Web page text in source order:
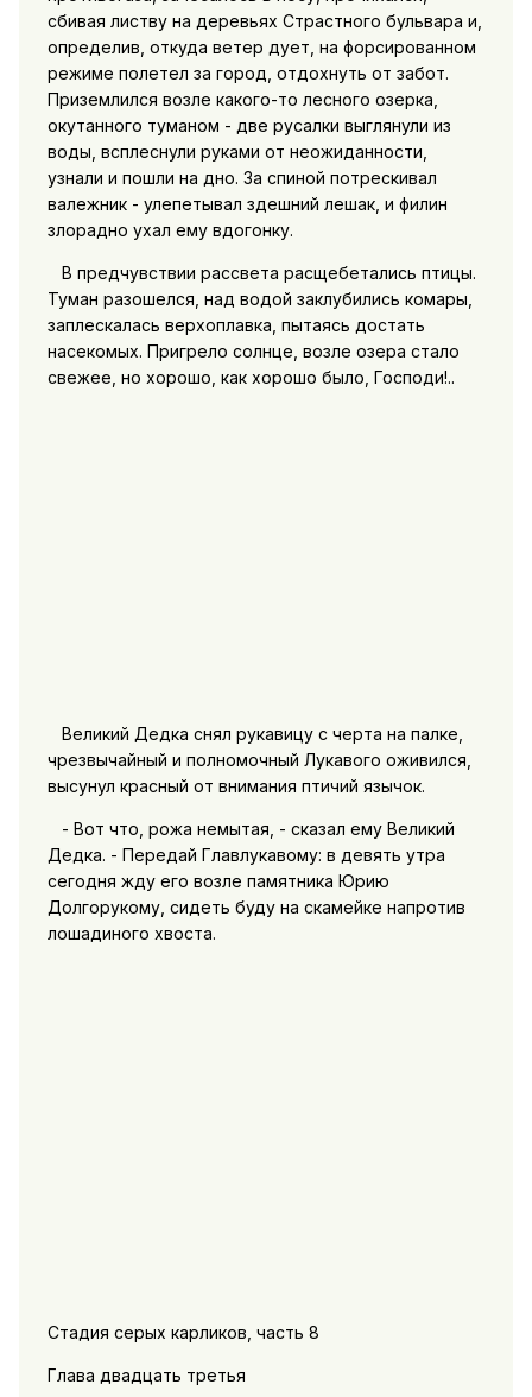
сбивая листву на деревьях Страстного бульвара и,
определив, откуда ветер дует, на форсированном
режиме полетел за город, отдохнуть от забот.
Приземлился возле какого-то лесного озерка,
окутанного туманом - две русалки выглянули из
воды, всплеснули руками от неожиданности,
узнали и пошли на дно. За спиной потрескивал
валежник - улепетывал здешний лешак, и филин
злорадно ухал ему вдогонку.
В предчувствии рассвета расщебетались птицы.
Туман разошелся, над водой заклубились комары,
заплескалась верхоплавка, пытаясь достать
насекомых. Пригрело солнце, возле озера стало
свежее, но хорошо, как хорошо было, Господи!..
Великий Дедка снял рукавицу с черта на палке,
чрезвычайный и полномочный Лукавого оживился,
высунул красный от внимания птичий язычок.
- Вот что, рожа немытая, - сказал ему Великий
Дедка. - Передай Главлукавому: в девять утра
сегодня жду его возле памятника Юрию
Долгорукому, сидеть буду на скамейке напротив
лошадиного хвоста.
Стадия серых карликов, часть 8
Глава двадцать третья